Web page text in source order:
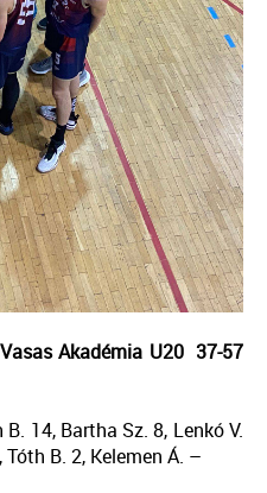
Akadémia U20 37-57
B. 14, Bartha Sz. 8, Lenkó V.
B. 2, Kelemen Á. –